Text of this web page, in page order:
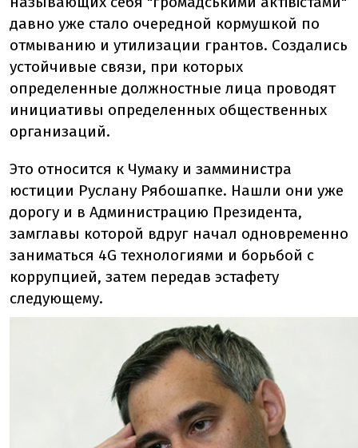
давно уже стало очередной кормушкой по
отмыванию и утилизации грантов. Создались
устойчивые связи, при которых
определенные должностные лица проводят
инициативы определенных общественных
организаций.
Это относится к Чумаку и замминистра
юстиции Руслану Рябошапке. Нашли они уже
дорогу и в Администрацию Президента,
замглавы которой вдруг начал одновременно
заниматься 4G технологиями и борьбой с
коррупцией, затем передав эстафету
следующему.